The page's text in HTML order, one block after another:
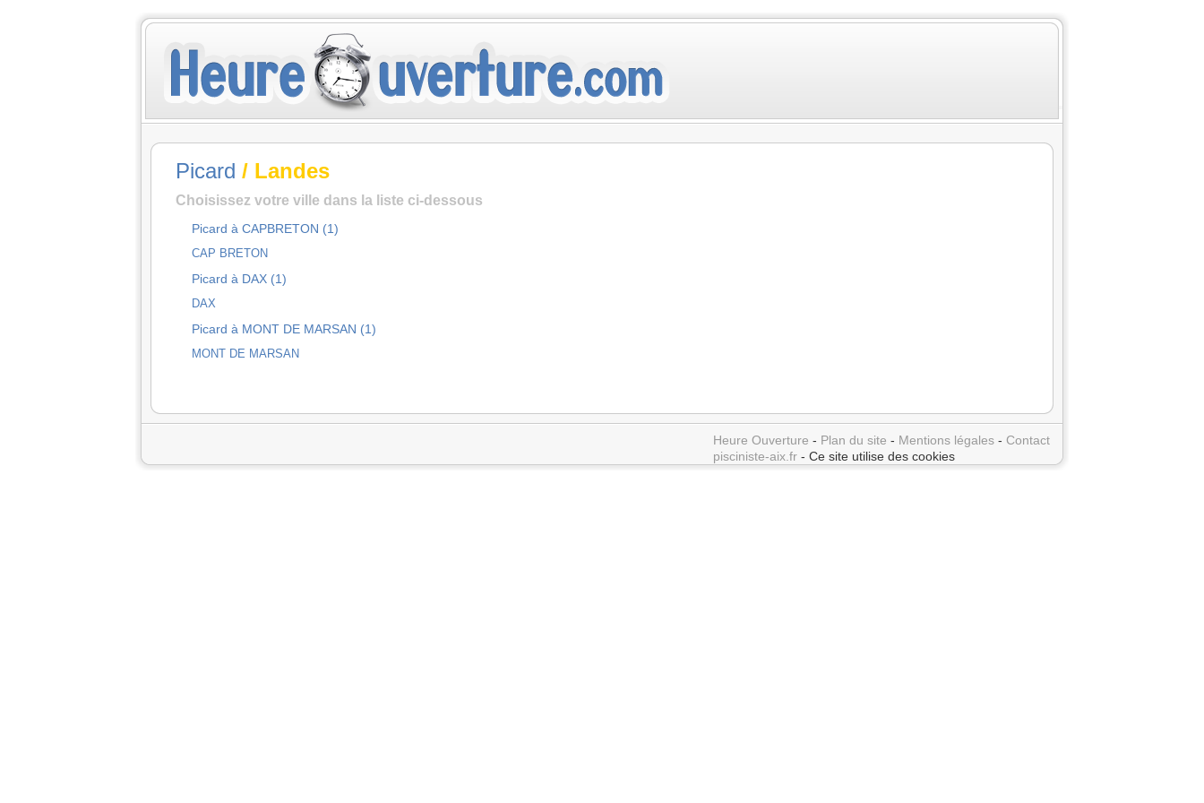
Picard / Landes
Choisissez votre ville dans la liste ci-dessous
Picard à CAPBRETON (1)
CAP BRETON
Picard à DAX (1)
DAX
Picard à MONT DE MARSAN (1)
MONT DE MARSAN
Heure Ouverture - Plan du site - Mentions légales - Contact
pisciniste-aix.fr - Ce site utilise des cookies